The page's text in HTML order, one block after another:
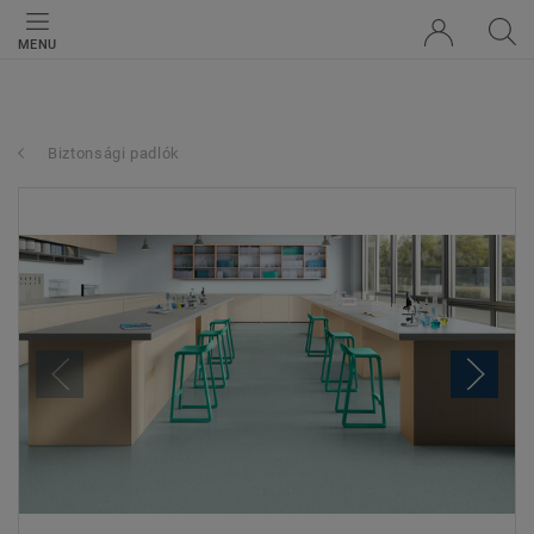
MENU
Biztonsági padlók